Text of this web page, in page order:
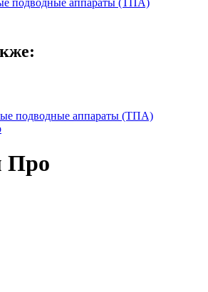
подводные аппараты (ТПА)
подводные аппараты (ТПА)
Про